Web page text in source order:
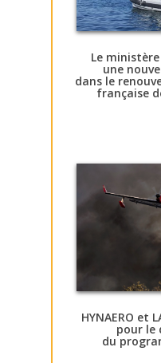
Le
une
dans le
française
HYNAERO et
pour le
du